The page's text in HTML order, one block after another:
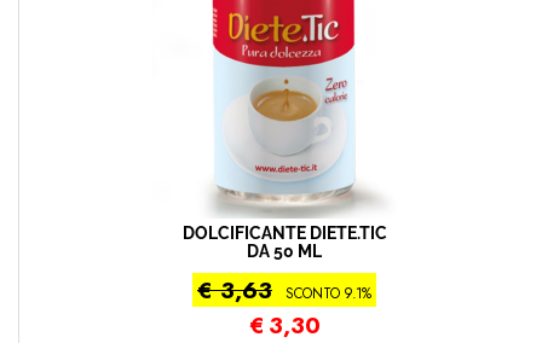
DOLCIFICANTE DIETE.TIC
DA 50 ML
€ 3,63 SCONTO 9.1%
€ 3,30